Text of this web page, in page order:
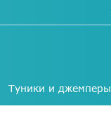
Туники и джемперы